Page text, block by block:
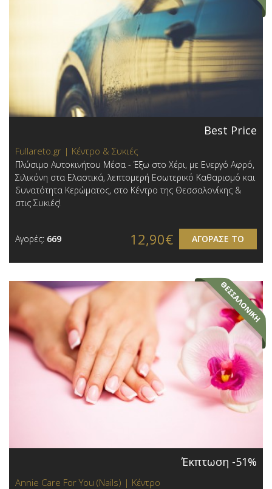
Best Price
Fullareto.gr | Κέντρο & Συκιές
Πλύσιμο Αυτοκινήτου Μέσα - Έξω στο Χέρι, με Ενεργό Αφρό,
Σιλικόνη στα Ελαστικά, λεπτομερή Εσωτερικό Καθαρισμό και
δυνατότητα Κερώματος, στο Κέντρο της Θεσσαλονίκης &
στις Συκιές!
Αγορές: 669 ΑΓΟΡΑΣΕ ΤΟ
12,90€
Έκπτωση -51%
Annie Care For You (Nails) | Κέντρο